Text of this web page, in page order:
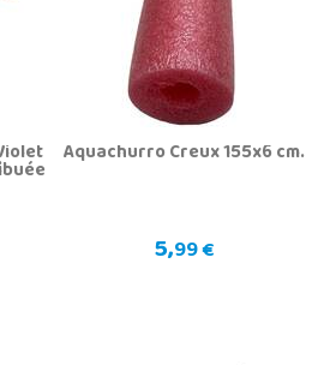
Aquachurro Creux 155x6 cm.
5,99 €